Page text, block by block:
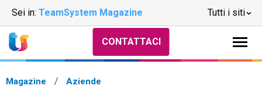
Sei in: TeamSystem Magazine Tutti i siti
CONTATTACI
Magazine Aziende